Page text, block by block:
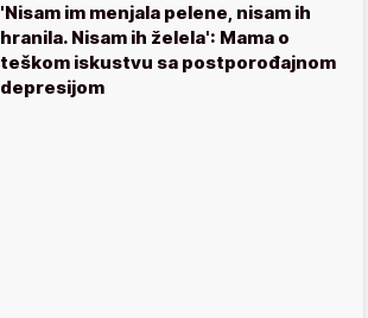
'Nisam im menjala pelene, nisam ih
hranila. Nisam ih želela': Mama o
teškom iskustvu sa postporođajnom
depresijom